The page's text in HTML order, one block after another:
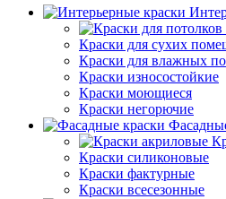
Краски для сухих
Краски для влажных
Краски износостойкие
Краски моющиеся
Краски негорючие
Краски силиконовые
Краски фактурные
Краски всесезонные